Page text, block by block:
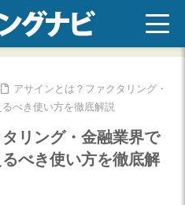
アサインとは？ファクタリング・
べき使い方を徹底解説
リング・金融業界で
べき使い方を徹底解